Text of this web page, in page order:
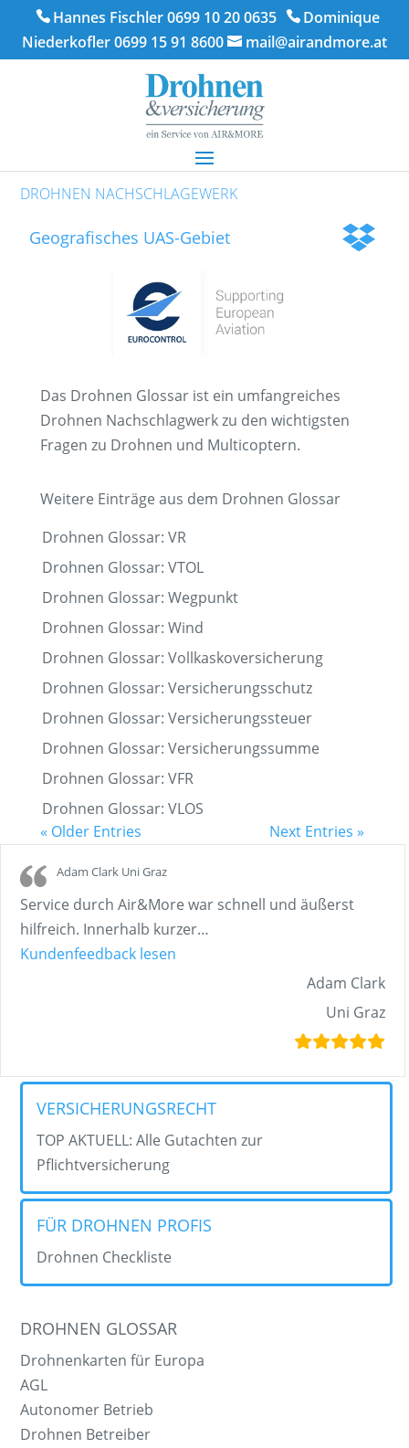
Hannes Fischler 0699 10 20 0635
Dominique
Niederkofler 0699 15 91 8600
mail@airandmore.at
DROHNEN NACHSCHLAGEWERK
Geografisches UAS-Gebiet
Das Drohnen Glossar ist ein umfangreiches
Drohnen Nachschlagwerk zu den wichtigsten
Fragen zu Drohnen und Multicoptern.
Weitere Einträge aus dem Drohnen Glossar
Drohnen Glossar: VR
Drohnen Glossar: VTOL
Drohnen Glossar: Wegpunkt
Drohnen Glossar: Wind
Drohnen Glossar: Vollkaskoversicherung
Drohnen Glossar: Versicherungsschutz
Drohnen Glossar: Versicherungssteuer
Drohnen Glossar: Versicherungssumme
Drohnen Glossar: VFR
Drohnen Glossar: VLOS
« Older Entries
Next Entries »
Adam Clark Uni Graz
Service durch Air&More war schnell und äußerst
hilfreich. Innerhalb kurzer…
Kundenfeedback lesen
Adam Clark
Uni Graz
VERSICHERUNGSRECHT
TOP AKTUELL: Alle Gutachten zur
Pflichtversicherung
FÜR DROHNEN PROFIS
Drohnen Checkliste
DROHNEN GLOSSAR
Drohnenkarten für Europa
AGL
Autonomer Betrieb
Drohnen Betreiber